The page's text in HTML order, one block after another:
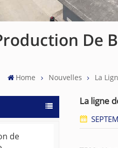
De
Home Nouvelles La
de
La ligne